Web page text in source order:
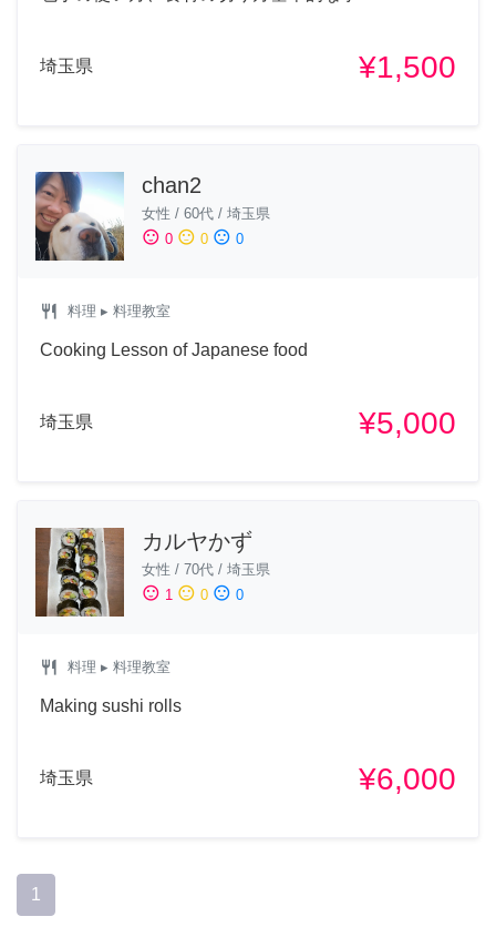
埼玉県 ¥1,500
chan2
女性 / 60代 / 埼玉県
sentiment_satisfied 0 sentiment_neutral 0 sentiment_dissatisfied 0
restaurant 料理 ▸ 料理教室
Cooking Lesson of Japanese food
埼玉県 ¥5,000
カルヤかず
女性 / 70代 / 埼玉県
sentiment_satisfied 1 sentiment_neutral 0 sentiment_dissatisfied 0
restaurant 料理 ▸ 料理教室
Making sushi rolls
埼玉県 ¥6,000
1